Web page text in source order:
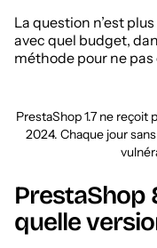
La question n’est
avec quel budget,
méthode pour ne
PrestaShop 1.7 ne
2024. Chaque jour
PrestaShop
quelle